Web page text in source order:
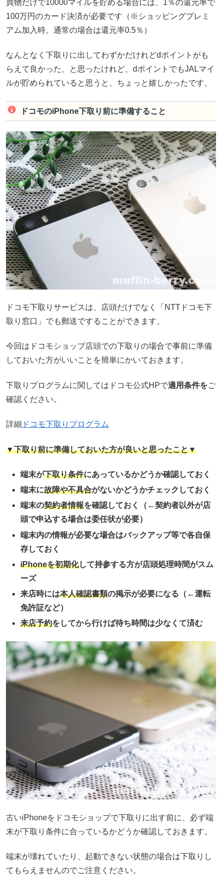
買物だけで10000マイルを貯める場合には、1％の還元率で
100万円のカード決済が必要です（※ショッピングプレミ
アム加入時。通常の場合は還元率0.5％）
なんとなく下取りに出してわずかだけれどdポイントがも
らえて良かった、と思ったけれど、dポイントでもJALマイ
ルが貯められていると思うと、ちょっと嬉しかったです。
ドコモのiPhone下取り前に準備すること
ドコモ下取りサービスは、店頭だけでなく「NTTドコモ下
取り窓口」でも郵送ですることができます。
今回はドコモショップ店頭での下取りの場合で事前に準備
しておいた方がいいことを簡単にかいておきます。
下取りプログラムに関してはドコモ公式HPで適用条件をご
確認ください。
詳細 ドコモ下取りプログラム
▼下取り前に準備しておいた方が良いと思ったこと▼
端末が下取り条件にあっているかどうか確認しておく
端末に故障や不具合がないかどうかチェックしておく
端末の契約者情報を確認しておく（←契約者以外が店
頭で申込する場合は委任状が必要）
端末内の情報が必要な場合はバックアップ等で各自保
存しておく
iPhoneを初期化して持参する方が店頭処理時間がスム
ーズ
来店時には本人確認書類の掲示が必要になる（←運転
免許証など）
来店予約をしてから行けば待ち時間は少なくて済む
古いiPhoneをドコモショップで下取りに出す前に、必ず端
末が下取り条件に合っているかどうか確認しておきます。
端末が壊れていたり、起動できない状態の場合は下取りし
てもらえませんのでご注意ください。